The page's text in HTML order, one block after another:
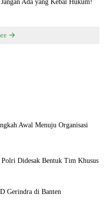
Jangan Ada yang Kebal Hukum!
Awal Menuju Organisasi
Didesak Bentuk Tim Khusus
Gerindra di Banten